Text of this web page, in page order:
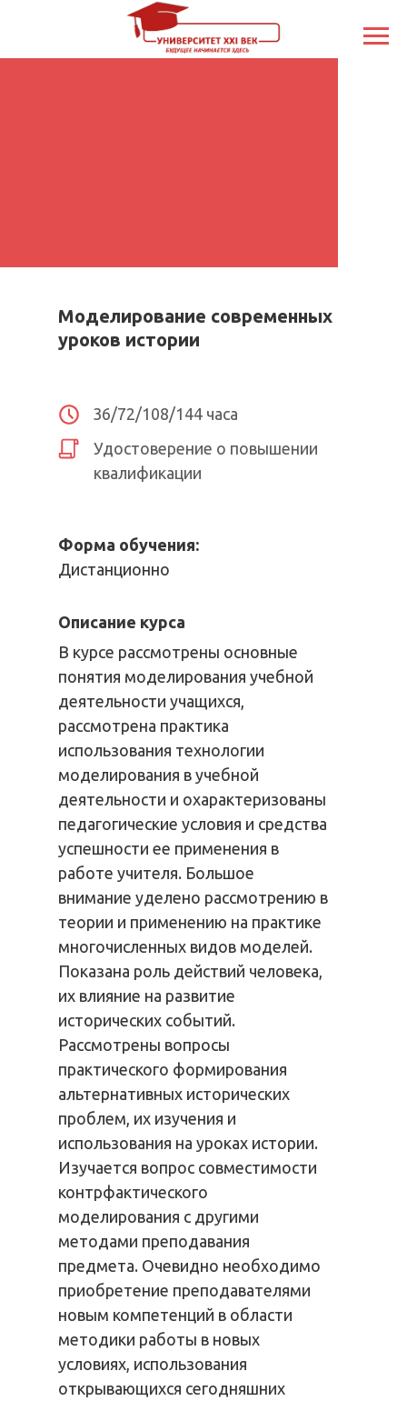
Моделирование современных
уроков истории
Форма обучения:
Дистанционно
Описание курса
В курсе рассмотрены основные
понятия моделирования учебной
деятельности учащихся,
рассмотрена практика
использования технологии
моделирования в учебной
деятельности и охарактеризованы
педагогические условия и средства
успешности ее применения в
работе учителя. Большое
внимание уделено рассмотрению в
теории и применению на практике
многочисленных видов моделей.
Показана роль действий человека,
их влияние на развитие
исторических событий.
Рассмотрены вопросы
практического формирования
альтернативных исторических
проблем, их изучения и
использования на уроках истории.
Изучается вопрос совместимости
контрфактического
моделирования с другими
методами преподавания
предмета. Очевидно необходимо
приобретение преподавателями
новым компетенций в области
методики работы в новых
условиях, использования
открывающихся сегодняшних
36/72/108/144 часа
Удостоверение о повышении
квалификации